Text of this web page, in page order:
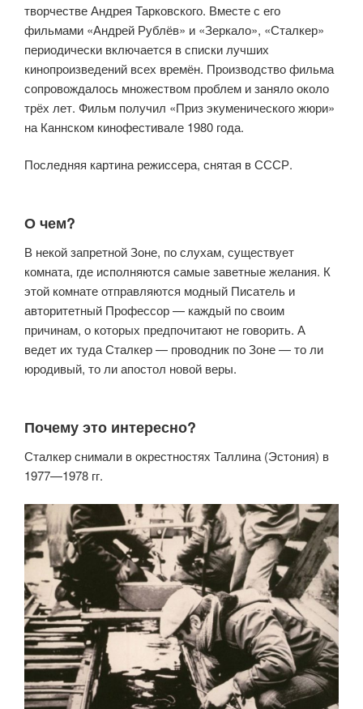
творчестве Андрея Тарковского. Вместе с его
фильмами «Андрей Рублёв» и «Зеркало», «Сталкер»
периодически включается в списки лучших
кинопроизведений всех времён. Производство фильма
сопровождалось множеством проблем и заняло около
трёх лет. Фильм получил «Приз экуменического жюри»
на Каннском кинофестивале 1980 года.
Последняя картина режиссера, снятая в СССР.
О чем?
В некой запретной Зоне, по слухам, существует
комната, где исполняются самые заветные желания. К
этой комнате отправляются модный Писатель и
авторитетный Профессор — каждый по своим
причинам, о которых предпочитают не говорить. А
ведет их туда Сталкер — проводник по Зоне — то ли
юродивый, то ли апостол новой веры.
Почему это интересно?
Сталкер снимали в окрестностях Таллина (Эстония) в
1977—1978 гг.